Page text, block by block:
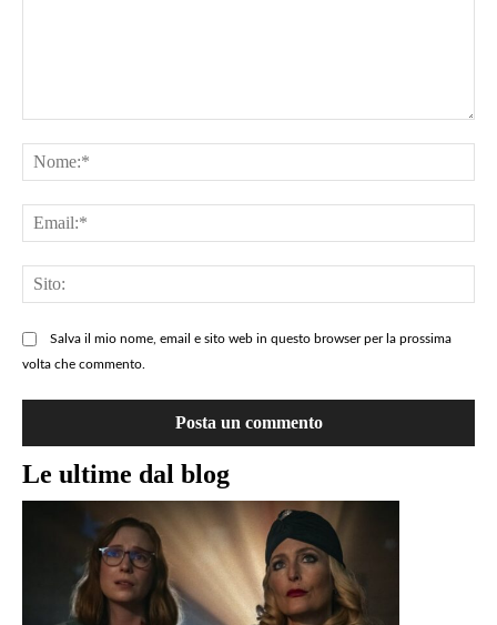
un
commento
=>
QUI
Salva il mio nome, email e sito web in questo browser per la prossima
volta che commento.
Le ultime dal blog